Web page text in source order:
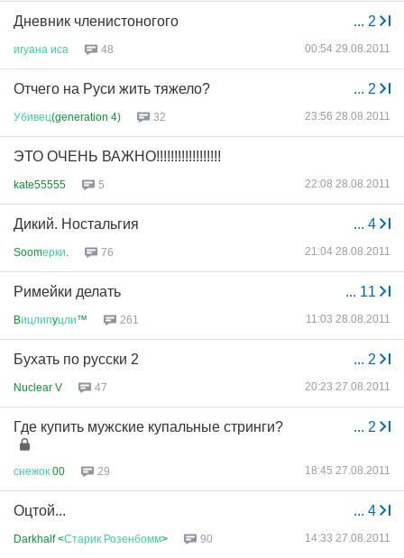
... 2
Дневник членистоногого
игуана иса 48 00:54 29.08.2011
... 2
Отчего на Руси жить тяжело?
Убивец(generation 4) 32 23:56 28.08.2011
ЭТО ОЧЕНЬ ВАЖНО!!!!!!!!!!!!!!!!!!
kate55555 5 22:08 28.08.2011
... 4
Дикий. Ностальгия
Soomерки 76 21:04 28.08.2011
... 11
Римейки делать
Bицлипyцли™ 261 11:03 28.08.2011
... 2
Бухать по русски 2
Nuclear V 47 20:23 27.08.2011
... 2
Где купить мужские купальные стринги?
снежок 00 29 18:45 27.08.2011
... 4
Оцтой...
Darkhalf <Старик Розенбомм> 90 14:33 27.08.2011